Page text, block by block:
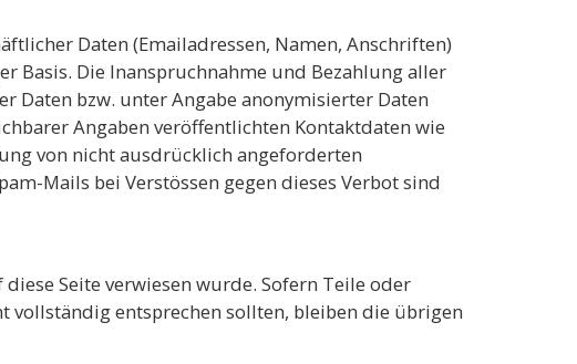
Daten (Emailadressen, Namen, Anschriften)
Basis. Die Inanspruchnahme und Bezahlung aller
Daten bzw. unter Angabe anonymisierter Daten
Angaben veröffentlichten Kontaktdaten wie
von nicht ausdrücklich angeforderten
Mails bei Verstössen gegen dieses Verbot sind
Seite verwiesen wurde. Sofern Teile oder
vollständig entsprechen sollten, bleiben die übrigen